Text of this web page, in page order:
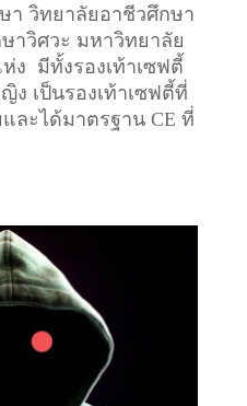
า วิทยาลัยอาชีวศึกษา
าวิศวะ มหาวิทยาลัย
ง มีทั้งรองเท้าเซฟตี้
ง เป็นรองเท้าเซฟตี้ที่
ละได้มาตรฐาน CE ที่